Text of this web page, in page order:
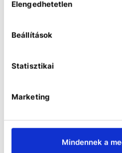
kiválasztása
Elengedhetetlen
Beállítások
Statisztikai
Marketing
Mindennek a